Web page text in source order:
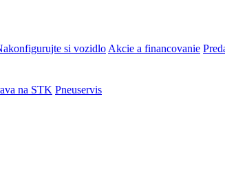
si vozidlo Akcie a financovanie
na STK Pneuservis